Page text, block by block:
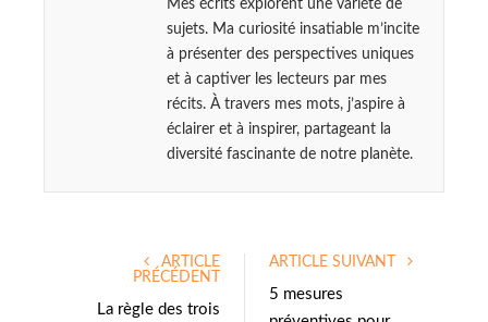
Mes écrits explorent une variété de
sujets. Ma curiosité insatiable m’incite
à présenter des perspectives uniques
et à captiver les lecteurs par mes
récits. À travers mes mots, j’aspire à
éclairer et à inspirer, partageant la
diversité fascinante de notre planète.
ARTICLE
PRÉCÉDENT
La règle des trois
ARTICLE SUIVANT
5 mesures